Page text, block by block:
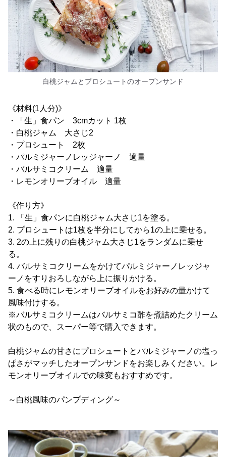
白桃ジャムとプロシュートのオープンサンド
《材料(1人分)》
・「生」食パン 3cmカット 1枚
・白桃ジャム 大さじ2
・プロシュート 2枚
・パルミジャーノレッジャーノ 適量
・バルサミコクリーム 適量
・レモンオリーブオイル 適量
《作り方》
1. 「生」食パンに白桃ジャム大さじ1を塗る。
2. プロシュートは1枚を半分にしてから1の上に乗せる。
3. 2の上に残りの白桃ジャム大さじ1をランダムに乗せ
る。
4. バルサミコクリームをかけてパルミジャーノレッジャ
ーノをすりおろしながら上に振りかける。
5. 食べる時にレモンオリーブオイルをお好みの量かけて
風味付けする。
※バルサミコクリームはバルサミコ酢を煮詰めたクリーム
状のもので、スーパー等で購入できます。
白桃ジャムの甘さにプロシュートとパルミジャーノの塩っ
ぱさがマッチしたオープンサンドをお楽しみください。レ
モンオリーブオイルでの味変もおすすめです。
～白桃風味のパンプディング～